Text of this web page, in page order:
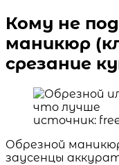
Кому не
маникюр
срезание
источник:
Обрезной
заусенцы